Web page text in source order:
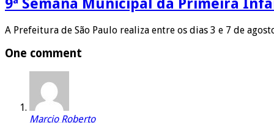
9ª Semana Municipal da Primeira
A Prefeitura de São Paulo realiza entre os dias 3 e 7 de
One comment
Marcio Roberto